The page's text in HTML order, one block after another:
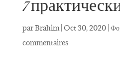
7
parBrahim| Oct 30, 2020|
commentaires